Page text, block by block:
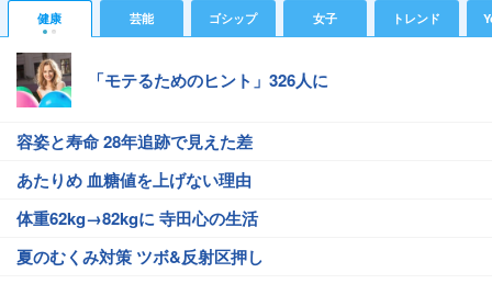
健康 芸能 ゴシップ 女子 トレンド
「モテるためのヒント」326人に
容姿と寿命 28年追跡で見えた差
あたりめ 血糖値を上げない理由
体重62kg→82kgに 寺田心の生活
夏のむくみ対策 ツボ&反射区押し